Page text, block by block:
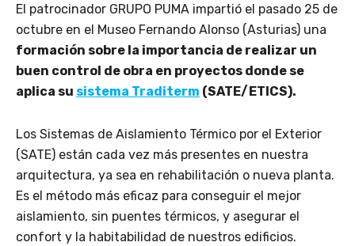
El patrocinador GRUPO PUMA impartió el pasado 25 de
octubre en el Museo Fernando Alonso (Asturias) una
formación sobre la importancia de realizar un
buen control de obra en proyectos donde se
aplica su sistema Traditerm (SATE/ETICS).
Los Sistemas de Aislamiento Térmico por el Exterior
(SATE) están cada vez más presentes en nuestra
arquitectura, ya sea en rehabilitación o nueva planta.
Es el método más eficaz para conseguir el mejor
aislamiento, sin puentes térmicos, y asegurar el
confort y la habitabilidad de nuestros edificios.